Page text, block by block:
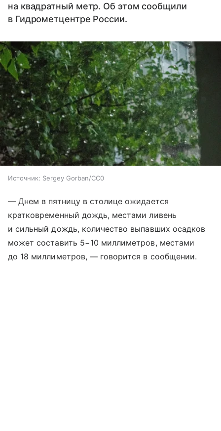
на квадратный метр. Об этом сообщили
в Гидрометцентре России.
Источник: Sergey Gorban/СС0
— Днем в пятницу в столице ожидается
кратковременный дождь, местами ливень
и сильный дождь, количество выпавших осадков
может составить 5−10 миллиметров, местами
до 18 миллиметров, — говорится в сообщении.